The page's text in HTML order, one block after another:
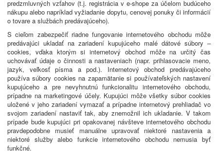
predzmluvných vzťahov (t.j. registrácia v e-shope za účelom budúceho
nákupu alebo napríklad vyžiadanie dopytu, cenovej ponuky či informácií
o tovare a službách predávajúceho).
S cieľom zabezpečiť riadne fungovanie internetového obchodu môže
predávajúci ukladať na zariadení kupujúceho malé dátové súbory –
cookies, vďaka ktorým si internetový obchod môže na určitý čas
uchovávať údaje o činnosti a nastaveniach (napr. prihlasovacie meno,
jazyk, veľkosť písma a pod.). Internetový obchod predávajúceho
používa súbory cookies na zapamätanie si používateľských nastavení
kupujúceho a pre nevyhnutnú funkcionalitu internetového obchodu,
prípadne na marketingové účely. Kupujúci môže všetky súbor cookies
uložené v jeho zariadení vymazať a prípadne internetový prehliadač vo
svojom zariadení nastaviť tak, aby znemožnil ich ukladanie. V takom
prípade bude kupujúci pri opakovanej návšteve internetového obchodu
pravdepodobne musieť manuálne upravovať niektoré nastavenia a
niektoré služby alebo funkcie internetového obchodu nemusia byť
funkčné.